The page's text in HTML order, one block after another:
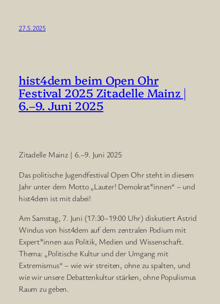
27.5.2025
hist4dem beim Open Ohr
Festival 2025 Zitadelle Mainz |
6.–9. Juni 2025
Zitadelle Mainz | 6.–9. Juni 2025
Das politische Jugendfestival Open Ohr steht in diesem
Jahr unter dem Motto „Lauter! Demokrat*innen“ – und
hist4dem ist mit dabei!
Am Samstag, 7. Juni (17:30–19:00 Uhr) diskutiert Astrid
Windus von hist4dem auf dem zentralen Podium mit
Expert*innen aus Politik, Medien und Wissenschaft.
Thema: „Politische Kultur und der Umgang mit
Extremismus“ – wie wir streiten, ohne zu spalten, und
wie wir unsere Debattenkultur stärken, ohne Populismus
Raum zu geben.